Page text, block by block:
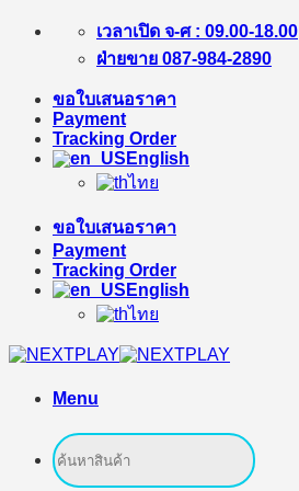
Skip
เวลาเปิด จ-ศ : 09.00-18.00
ฝ่ายขาย 087-984-2890
ขอใบเสนอราคา
Payment
Tracking Order
English
ไทย
ขอใบเสนอราคา
Payment
Tracking Order
English
ไทย
Menu
Search
for: